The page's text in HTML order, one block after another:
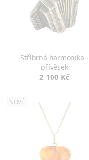
Stříbrná harmonika -
přívěsek
2 100 Kč
NOVÉ